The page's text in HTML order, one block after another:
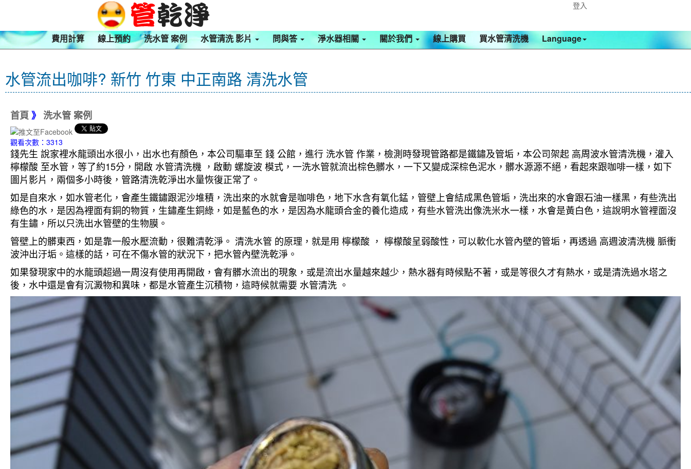
登入
費用計算 線上預約 洗水管 案例 水管清洗 影片 問與答 淨水器相關 關於我們 線上購買 買水管清洗機 Language
水管流出咖啡? 新竹 竹東 中正南路 清洗水管
首頁 》 洗水管 案例
觀看次數：3313
錢先生 說家裡水龍頭出水很小，出水也有顏色，本公司驅車至 錢 公館，進行 洗水管 作業，檢測時發現管路都是鐵鏽及管垢，本公司架起 高周波水管清洗機，灌入
檸檬酸 至水管，等了約15分，開啟 水管清洗機 ，啟動 螺旋波 模式，一洗水管就流出棕色髒水，一下又變成深棕色泥水，髒水源源不絕，看起來跟咖啡一樣，如下
圖片影片，兩個多小時後，管路清洗乾淨出水量恢復正常了。
如是自來水，如水管老化，會產生鐵鏽跟泥沙堆積，洗出來的水就會是咖啡色，地下水含有氧化錳，管壁上會結成黑色管垢，洗出來的水會跟石油一樣黑，有些洗出
綠色的水，是因為裡面有銅的物質，生鏽產生銅綠，如是藍色的水，是因為水龍頭合金的養化造成，有些水管洗出像洗米水一樣，水會是黃白色，這說明水管裡面沒
有生鏽，所以只洗出水管壁的生物膜。
管壁上的髒東西，如是靠一般水壓流動，很難清乾淨。 清洗水管 的原理，就是用 檸檬酸 ， 檸檬酸呈弱酸性，可以軟化水管內壁的管垢，再透過 高週波清洗機 脈衝
波沖出汙垢。這樣的話，可在不傷水管的狀況下，把水管內壁洗乾淨。
如果發現家中的水龍頭超過一周沒有使用再開啟，會有髒水流出的現象，或是流出水量越來越少，熱水器有時候點不著，或是等很久才有熱水，或是清洗過水塔之
後，水中還是會有沉澱物和異味，都是水管產生沉積物，這時候就需要 水管清洗 。